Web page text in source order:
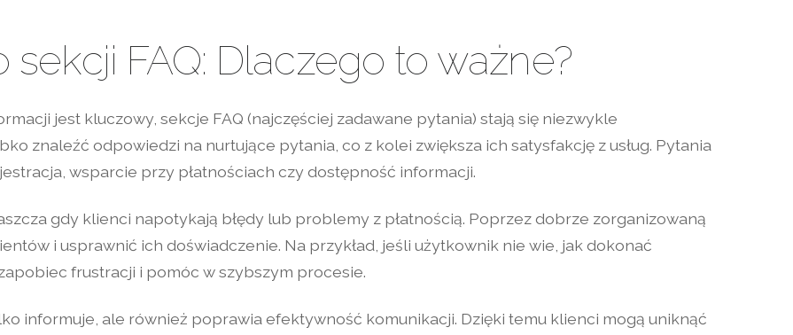
FAQ: Dlaczego to ważne?
jest kluczowy, sekcje FAQ (najczęściej zadawane pytania) stają się niezwykle
znaleźć odpowiedzi na nurtujące pytania, co z kolei zwiększa ich satysfakcję z usług. Pytania
wsparcie przy płatnościach czy dostępność informacji.
gdy klienci napotykają błędy lub problemy z płatnością. Poprzez dobrze zorganizowaną
i usprawnić ich doświadczenie. Na przykład, jeśli użytkownik nie wie, jak dokonać
frustracji i pomóc w szybszym procesie.
informuje, ale również poprawia efektywność komunikacji. Dzięki temu klienci mogą uniknąć